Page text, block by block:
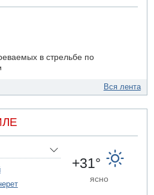
в стрельбе по
на местности
в вопросе Ливана
сексшоп в Холоне
Вся лента
+31°
ясно